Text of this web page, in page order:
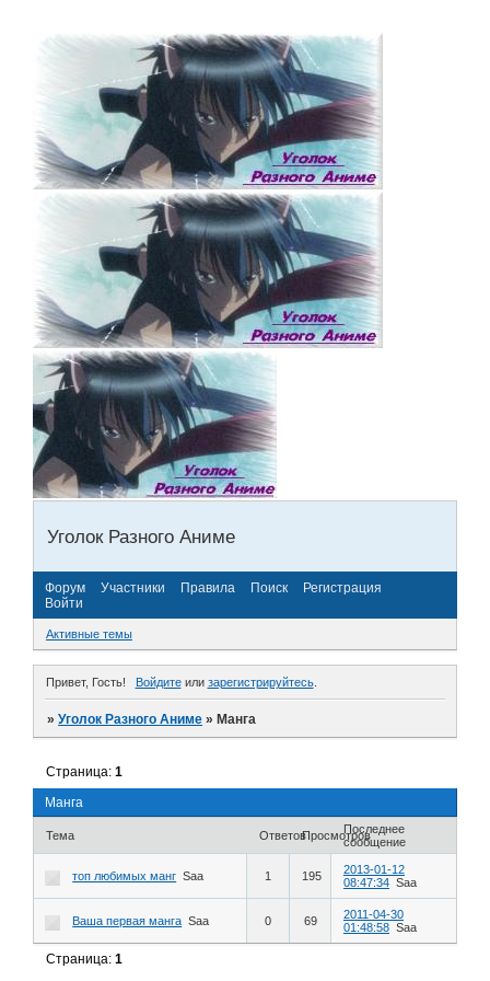
Уголок Разного Аниме
Форум Участники Правила Поиск
Регистрация
Войти
Активные темы
Привет, Гость! Войдитеили зарегистрируйтесь.
»Уголок Разного Аниме »Манга
Манга
Страница:1
Тема ОтветовПросмотровПоследнее
сообщение
топ любимых манг Saa 1 195
2013-01-12
08:47:34 Saa
Ваша первая манга Saa 0 69
2011-04-30
01:48:58 Saa
Страница:1